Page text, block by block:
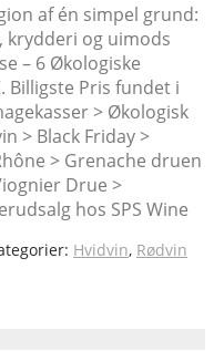
af én simpel grund:
krydderi og uimods
– 6 Økologiske
Billigste Pris fundet i
> Økologisk
> Black Friday >
> Grenache druen
Drue >
hos SPS Wine
Hvidvin, Rødvin